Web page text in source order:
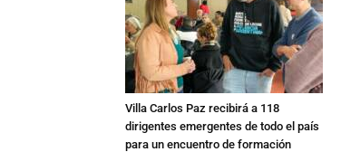
Villa Carlos Paz recibirá a 118
dirigentes emergentes de todo el país
para un encuentro de formación